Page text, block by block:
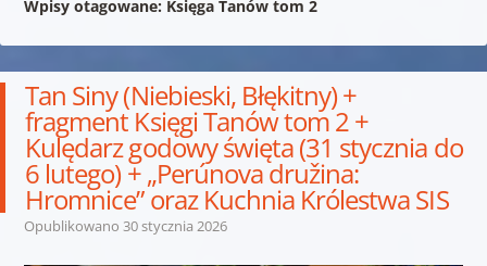
Wpisy otagowane: Księga Tanów tom 2
Tan Siny (Niebieski, Błękitny) +
fragment Księgi Tanów tom 2 +
Kulędarz godowy święta (31 stycznia do
6 lutego) + „Perúnova družina:
Hromnice” oraz Kuchnia Królestwa SIS
Opublikowano 30 stycznia 2026